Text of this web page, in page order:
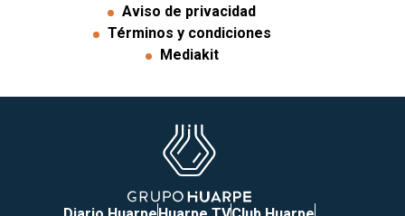
Aviso de privacidad
Términos y condiciones
Mediakit